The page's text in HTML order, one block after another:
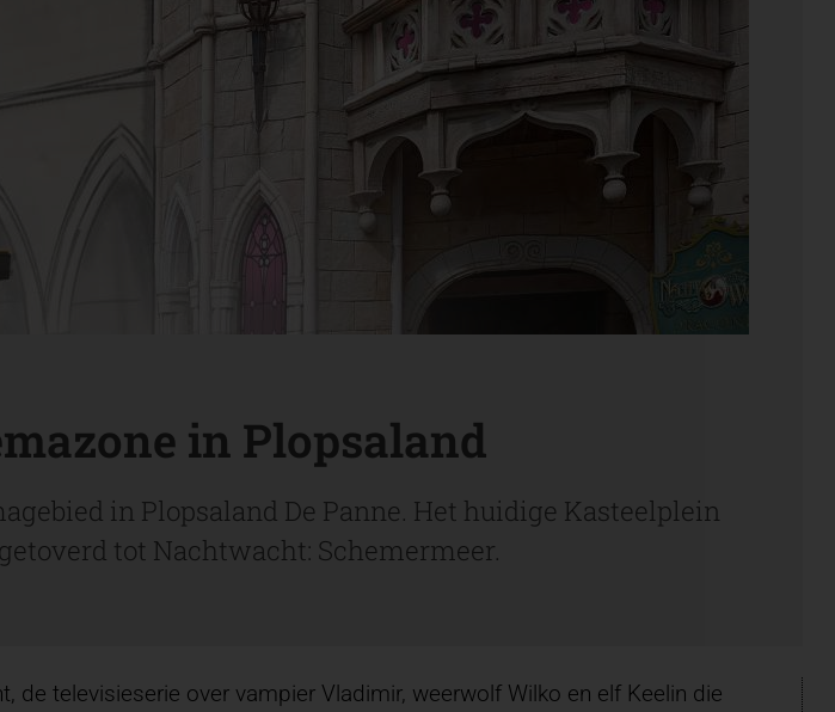
in Plopsaland
in Plopsaland De Panne. Het huidige Kasteelplein
tot Nachtwacht: Schemermeer.
televisieserie over vampier Vladimir, weerwolf Wilko en elf Keelin die